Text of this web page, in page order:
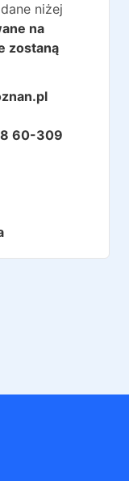
niżej
na
zostaną
60-309